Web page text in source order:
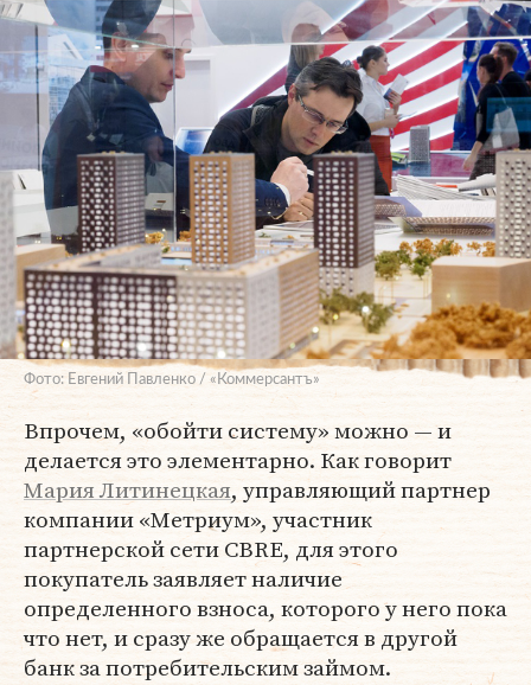
Фото: Евгений Павленко / «Коммерсантъ»
Впрочем, «обойти систему» можно — и
делается это элементарно. Как говорит
Мария Литинецкая, управляющий партнер
компании «Метриум», участник
партнерской сети CBRE, для этого
покупатель заявляет наличие
определенного взноса, которого у него пока
что нет, и сразу же обращается в другой
банк за потребительским займом.